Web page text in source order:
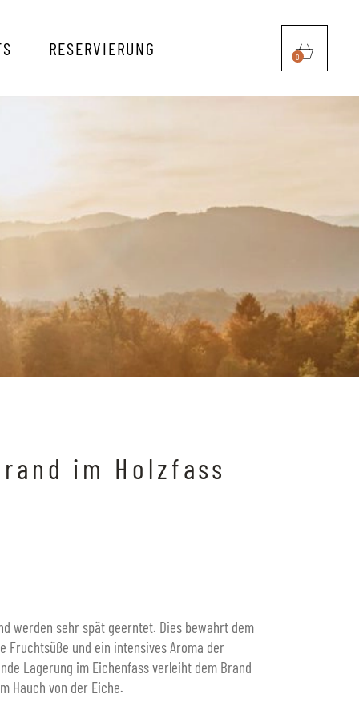
RESERVIERUNG 0
im Holzfass
werden sehr spät geerntet. Dies bewahrt dem
Fruchtsüße und ein intensives Aroma der
Lagerung im Eichenfass verleiht dem Brand
Hauch von der Eiche.